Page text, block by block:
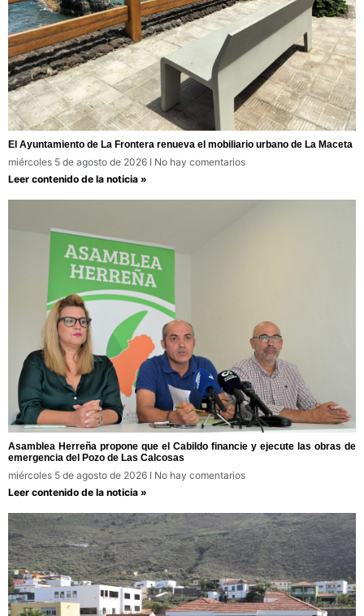
El Ayuntamiento de La Frontera renueva el mobiliario urbano de La Maceta
miércoles 5 de agosto de 2026
No hay comentarios
Leer contenido de la noticia »
Asamblea Herreña propone que el Cabildo financie y ejecute las obras de
emergencia del Pozo de Las Calcosas
miércoles 5 de agosto de 2026
No hay comentarios
Leer contenido de la noticia »